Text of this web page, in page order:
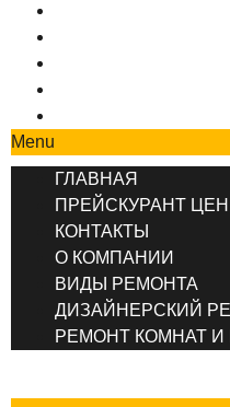
Menu
ГЛАВНАЯ
ПРЕЙСКУРАНТ ЦЕН
КОНТАКТЫ
О КОМПАНИИ
ВИДЫ РЕМОНТА
ДИЗАЙНЕРСКИЙ
РЕМОНТ КОМНАТ